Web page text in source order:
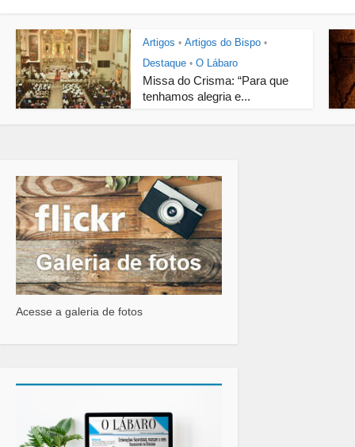
Artigos • Artigos do Bispo •
Destaque • O Lábaro
Missa do Crisma: “Para que
tenhamos alegria e...
Acesse a galeria de fotos